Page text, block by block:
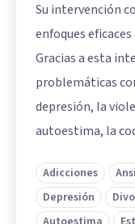
Su intervención
enfoques
Gracias a esta
problemáticas
depresión, la
autoestima, la
Adicciones
Depresión